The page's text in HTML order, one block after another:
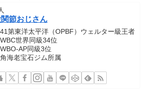
関節おじさん
第東洋太平洋（OPBF）ウェルター級王者
世界同級34位
AP同級3位
海老宝石ジム所属